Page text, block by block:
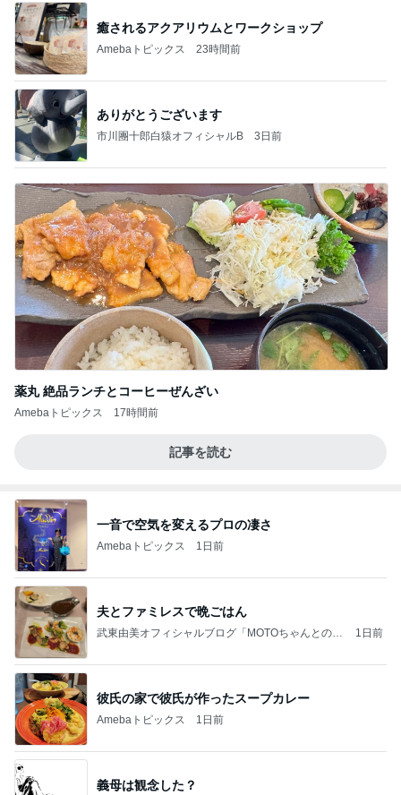
癒されるアクアリウムとワークショップ
Amebaトピックス 23時間前
ありがとうございます
市川團十郎白猿オフィシャルB 3日前
薬丸 絶品ランチとコーヒーぜんざい
Amebaトピックス 17時間前
記事を読む
一音で空気を変えるプロの凄さ
Amebaトピックス 1日前
夫とファミレスで晩ごはん
武東由美オフィシャルブログ「MOTOちゃんとのは
1日前
彼氏の家で彼氏が作ったスープカレー
Amebaトピックス 1日前
義母は観念した？